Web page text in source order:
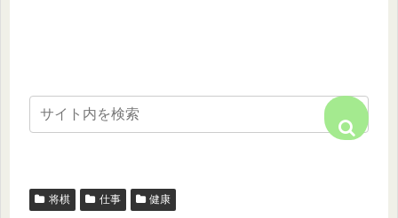
将棋 仕事 健康